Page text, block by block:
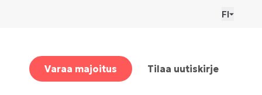
FI
Varaa majoitus Tilaa uutiskirje